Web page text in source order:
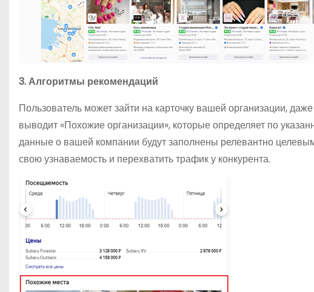
3. Алгоритмы рекомендаций
Пользователь может зайти на карточку вашей организации,
выводит «Похожие организации», которые определяет по
данные о вашей компании будут заполнены релевантно
свою узнаваемость и перехватить трафик у конкурента.